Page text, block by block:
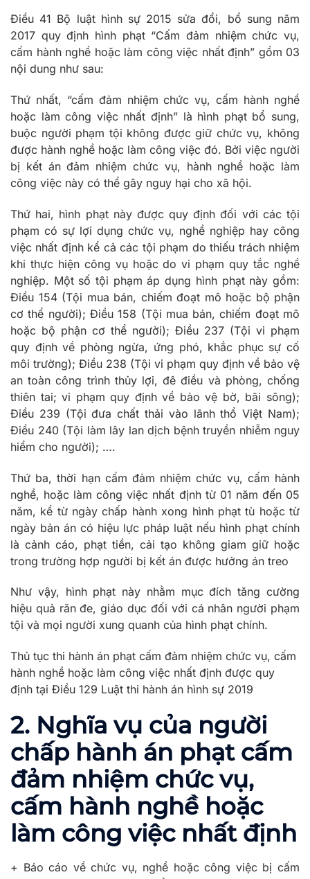
Điều 41 Bộ luật hình sự 2015 sửa đổi, bổ sung năm
2017 quy định hình phạt “Cấm đảm nhiệm chức vụ,
cấm hành nghề hoặc làm công việc nhất định” gồm 03
nội dung như sau:
Thứ nhất, “cấm đảm nhiệm chức vụ, cấm hành nghề
hoặc làm công việc nhất định” là hình phạt bổ sung,
buộc người phạm tội không được giữ chức vụ, không
được hành nghề hoặc làm công việc đó. Bởi việc người
bị kết án đảm nhiệm chức vụ, hành nghề hoặc làm
công việc này có thể gây nguy hại cho xã hội.
Thứ hai, hình phạt này được quy định đối với các tội
phạm có sự lợi dụng chức vụ, nghề nghiệp hay công
việc nhất định kể cả các tội phạm do thiếu trách nhiệm
khi thực hiện công vụ hoặc do vi phạm quy tắc nghề
nghiệp. Một số tội phạm áp dụng hình phạt này gồm:
Điều 154 (Tội mua bán, chiếm đoạt mô hoặc bộ phận
cơ thể người); Điều 158 (Tội mua bán, chiếm đoạt mô
hoặc bộ phận cơ thể người); Điều 237 (Tội vi phạm
quy định về phòng ngừa, ứng phó, khắc phục sự cố
môi trường); Điều 238 (Tội vi phạm quy định về bảo vệ
an toàn công trình thủy lợi, đê điều và phòng, chống
thiên tai; vi phạm quy định về bảo vệ bờ, bãi sông);
Điều 239 (Tội đưa chất thải vào lãnh thổ Việt Nam);
Điều 240 (Tội làm lây lan dịch bệnh truyền nhiễm nguy
hiểm cho người); ….
Thứ ba, thời hạn cấm đảm nhiệm chức vụ, cấm hành
nghề, hoặc làm công việc nhất định từ 01 năm đến 05
năm, kể từ ngày chấp hành xong hình phạt tù hoặc từ
ngày bản án có hiệu lực pháp luật nếu hình phạt chính
là cảnh cáo, phạt tiền, cải tạo không giam giữ hoặc
trong trường hợp người bị kết án được hưởng án treo
Như vậy, hình phạt này nhằm mục đích tăng cường
hiệu quả răn đe, giáo dục đối với cá nhân người phạm
tội và mọi người xung quanh của hình phạt chính.
Thủ tục thi hành án phạt cấm đảm nhiệm chức vụ, cấm
hành nghề hoặc làm công việc nhất định được quy
định tại Điều 129 Luật thi hành án hình sự 2019
2. Nghĩa vụ của người
chấp hành án phạt cấm
đảm nhiệm chức vụ,
cấm hành nghề hoặc
làm công việc nhất định
+ Báo cáo về chức vụ, nghề hoặc công việc bị cấm